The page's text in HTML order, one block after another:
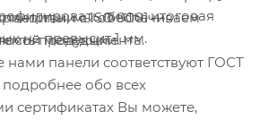
листы, итоговая
не превысит 1 мм.
с ISO 9001 —
менеджмента.
панели соответствуют ГОСТ
подробнее обо всех
сертификатах Вы можете,
мы обеспечиваем
продукции.